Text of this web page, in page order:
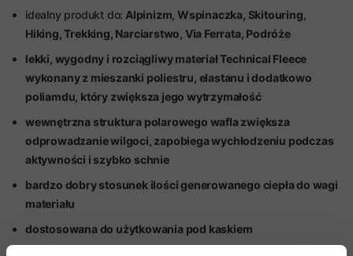
idealny produkt do: Alpinizm, Wspinaczka, Skitouring,
Hiking, Trekking, Narciarstwo, Via Ferrata, Podróże
lekki, wygodny i rozciągliwy materiał Technical Fleece
wykonany z mieszanki poliestru, elastanu i dodatkowo
poliamdu, który zwiększa jego wytrzymałość
wewnętrzna struktura polarowego wafla zwiększa
odprowadzanie wilgoci, zapobiega wychłodzeniu podczas
aktywności i szybko schnie
bardzo dobry stosunek ilości generowanego ciepła do wagi
materiału
dostosowana do użytkowania pod kaskiem